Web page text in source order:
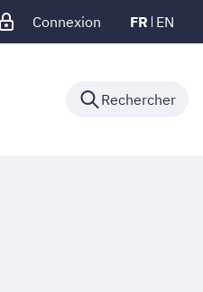
Connexion FR EN
Rechercher